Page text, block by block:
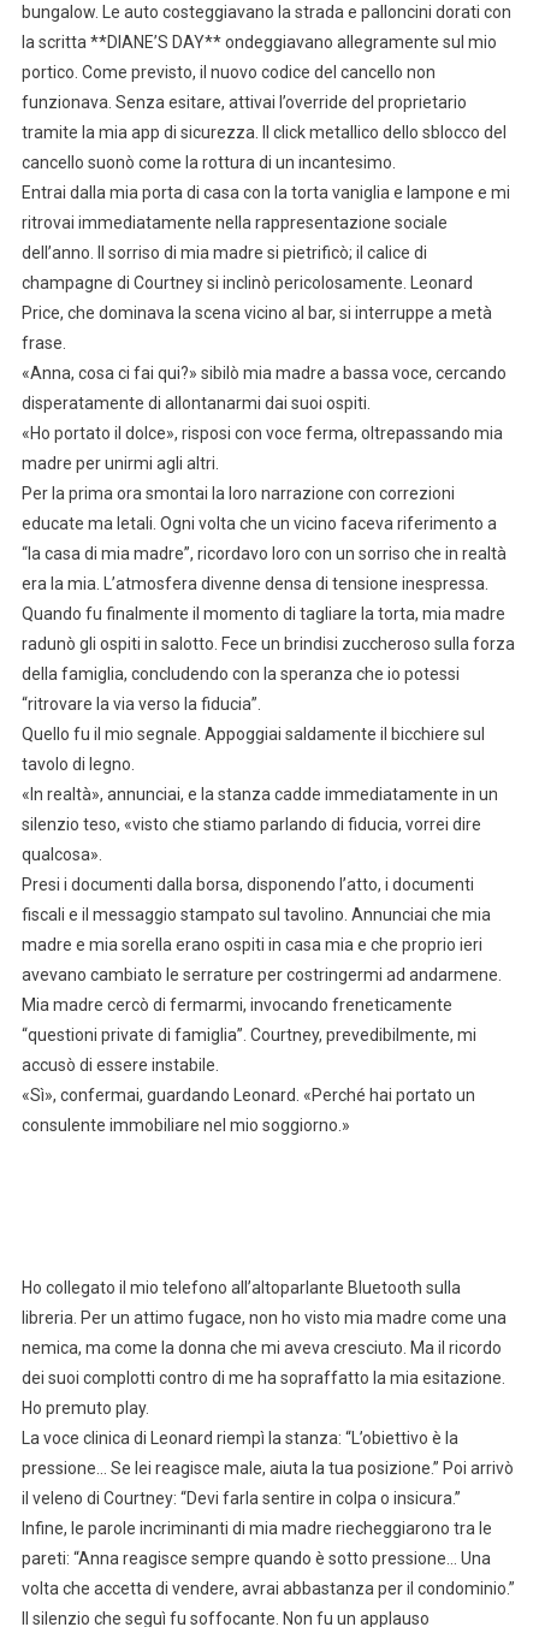
bungalow. Le auto costeggiavano la strada e palloncini dorati con
la scritta **DIANE’S DAY** ondeggiavano allegramente sul mio
portico. Come previsto, il nuovo codice del cancello non
funzionava. Senza esitare, attivai l’override del proprietario
tramite la mia app di sicurezza. Il click metallico dello sblocco del
cancello suonò come la rottura di un incantesimo.
Entrai dalla mia porta di casa con la torta vaniglia e lampone e mi
ritrovai immediatamente nella rappresentazione sociale
dell’anno. Il sorriso di mia madre si pietrificò; il calice di
champagne di Courtney si inclinò pericolosamente. Leonard
Price, che dominava la scena vicino al bar, si interruppe a metà
frase.
«Anna, cosa ci fai qui?» sibilò mia madre a bassa voce, cercando
disperatamente di allontanarmi dai suoi ospiti.
«Ho portato il dolce», risposi con voce ferma, oltrepassando mia
madre per unirmi agli altri.
Per la prima ora smontai la loro narrazione con correzioni
educate ma letali. Ogni volta che un vicino faceva riferimento a
“la casa di mia madre”, ricordavo loro con un sorriso che in realtà
era la mia. L’atmosfera divenne densa di tensione inespressa.
Quando fu finalmente il momento di tagliare la torta, mia madre
radunò gli ospiti in salotto. Fece un brindisi zuccheroso sulla forza
della famiglia, concludendo con la speranza che io potessi
“ritrovare la via verso la fiducia”.
Quello fu il mio segnale. Appoggiai saldamente il bicchiere sul
tavolo di legno.
«In realtà», annunciai, e la stanza cadde immediatamente in un
silenzio teso, «visto che stiamo parlando di fiducia, vorrei dire
qualcosa».
Presi i documenti dalla borsa, disponendo l’atto, i documenti
fiscali e il messaggio stampato sul tavolino. Annunciai che mia
madre e mia sorella erano ospiti in casa mia e che proprio ieri
avevano cambiato le serrature per costringermi ad andarmene.
Mia madre cercò di fermarmi, invocando freneticamente
“questioni private di famiglia”. Courtney, prevedibilmente, mi
accusò di essere instabile.
«Sì», confermai, guardando Leonard. «Perché hai portato un
consulente immobiliare nel mio soggiorno.»
Ho collegato il mio telefono all’altoparlante Bluetooth sulla
libreria. Per un attimo fugace, non ho visto mia madre come una
nemica, ma come la donna che mi aveva cresciuto. Ma il ricordo
dei suoi complotti contro di me ha sopraffatto la mia esitazione.
Ho premuto play.
La voce clinica di Leonard riempì la stanza: “L’obiettivo è la
pressione… Se lei reagisce male, aiuta la tua posizione.” Poi arrivò
il veleno di Courtney: “Devi farla sentire in colpa o insicura.”
Infine, le parole incriminanti di mia madre riecheggiarono tra le
pareti: “Anna reagisce sempre quando è sotto pressione… Una
volta che accetta di vendere, avrai abbastanza per il condominio.”
Il silenzio che seguì fu soffocante. Non fu un applauso